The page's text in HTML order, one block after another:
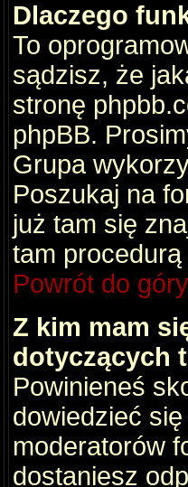
Dlaczego
To
sądzisz, że
stronę
phpBB.
Grupa
Poszukaj na
już tam się
tam procedurą
Powrót do góry
Z kim mam
dotyczących
Powinieneś
dowiedzieć
moderatorów
dostaniesz